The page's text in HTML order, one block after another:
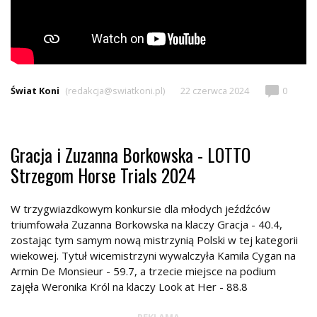
Świat Koni (redakcja@swiatkoni.pl) 22 czerwca 2024 0
Gracja i Zuzanna Borkowska - LOTTO
Strzegom Horse Trials 2024
W trzygwiazdkowym konkursie dla młodych jeźdźców
triumfowała Zuzanna Borkowska na klaczy Gracja - 40.4,
zostając tym samym nową mistrzynią Polski w tej kategorii
wiekowej. Tytuł wicemistrzyni wywalczyła Kamila Cygan na
Armin De Monsieur - 59.7, a trzecie miejsce na podium
zajęła Weronika Król na klaczy Look at Her - 88.8